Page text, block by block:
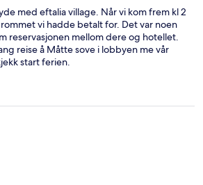
med eftalia village. Når vi kom frem kl 2
vi hadde betalt for. Det var noen
reservasjonen mellom dere og hotellet.
reise å Måtte sove i lobbyen me vår
start ferien.